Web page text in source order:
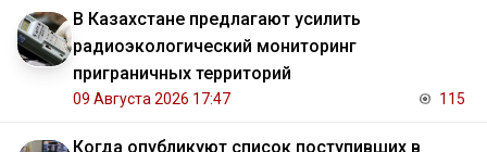
В Казахстане предлагают усилить
радиоэкологический мониторинг
приграничных территорий
09 Августа 2026 17:47 115
Когда опубликуют список поступивших в